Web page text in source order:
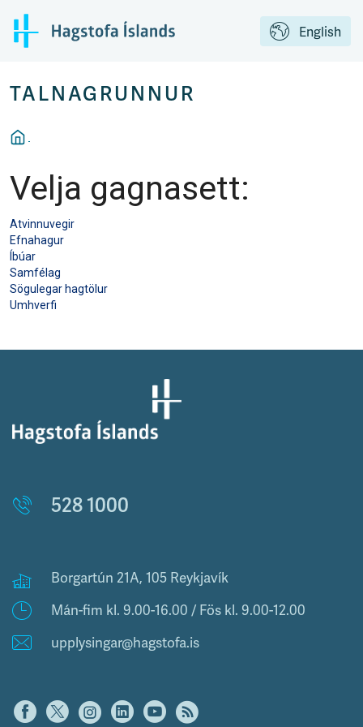
English
TALNAGRUNNUR
Velja gagnasett:
Atvinnuvegir
Efnahagur
Íbúar
Samfélag
Sögulegar hagtölur
Umhverfi
528 1000
Borgartún 21A, 105 Reykjavík
Mán-fim kl. 9.00-16.00 / Fös kl. 9.00-12.00
upplysingar@hagstofa.is